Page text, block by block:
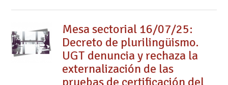
Mesa sectorial 16/07/25:
Decreto de plurilingüismo.
UGT denuncia y rechaza la
externalización de las